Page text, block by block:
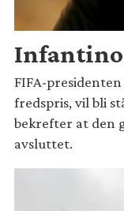
Infantino
FIFA-
fredspris, vil bli
bekrefter at den
avsluttet.